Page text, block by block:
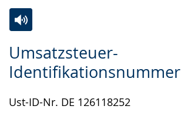
Umsatzsteuer-
Identifikationsnummer
Ust-ID-Nr. DE 126118252
Leichten
Sprache
Audio-
Unterstützung.
Video
in
Gebärdensprache